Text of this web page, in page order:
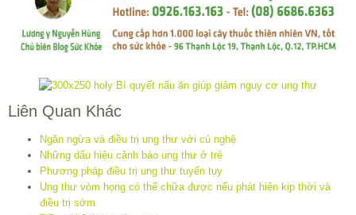
Liên Quan Khác
Ngăn ngừa và điều trị ung thư với củ nghệ
Những dấu hiệu cảnh báo ung thư ở trẻ
Phương pháp điều trị ung thư tuyến tụy
Ung thư vòm họng có thể chữa được nếu phát hiện kịp thời và
điều trị sớm